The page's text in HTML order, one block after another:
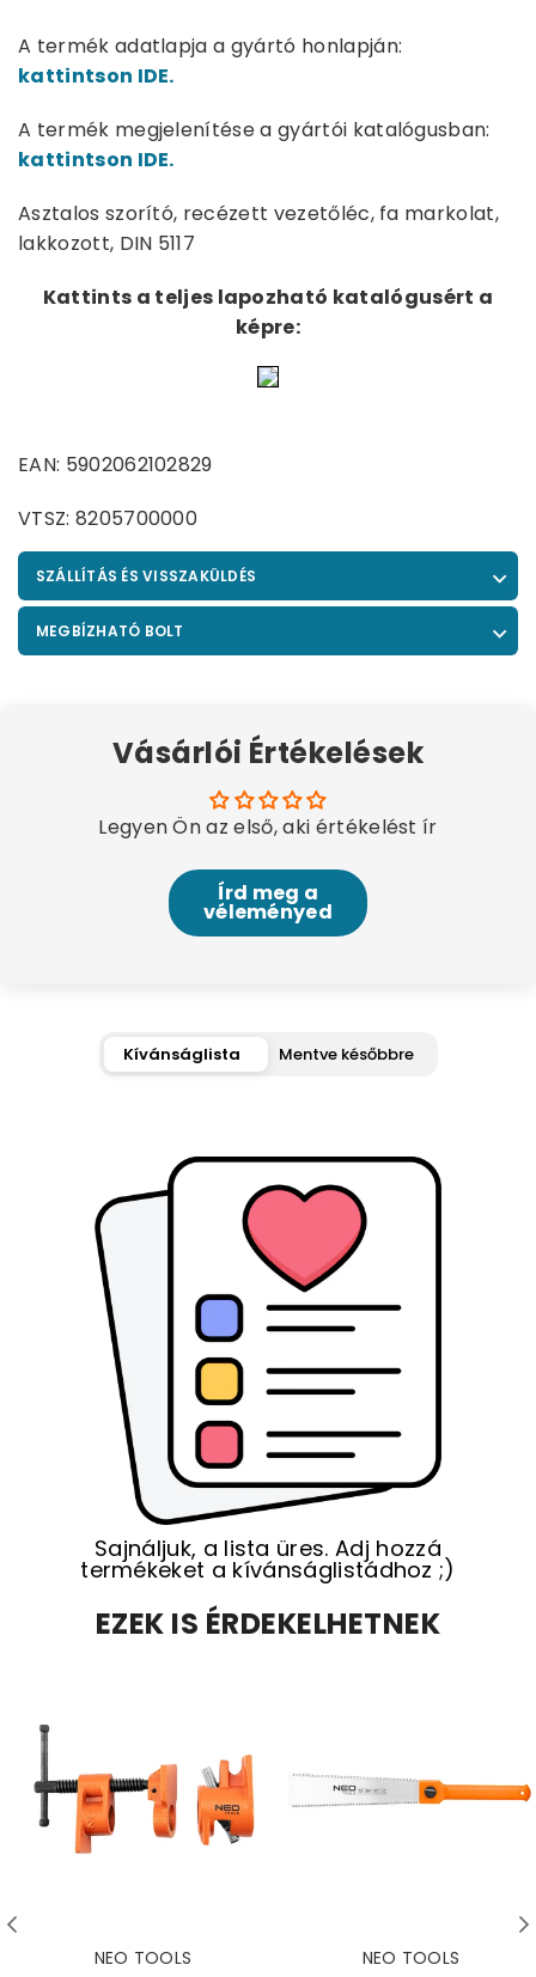
A termék adatlapja a gyártó honlapján:
kattintson IDE.
A termék megjelenítése a gyártói katalógusban:
kattintson IDE.
Asztalos szorító, recézett vezetőléc, fa markolat,
lakkozott, DIN 5117
Kattints a teljes lapozható katalógusért a
képre:
EAN: 5902062102829
VTSZ: 8205700000
SZÁLLÍTÁS ÉS VISSZAKÜLDÉS
MEGBÍZHATÓ BOLT
Vásárlói Értékelések
Legyen Ön az első, aki értékelést ír
Írd meg a
véleményed
Kívánságlista Mentve későbbre
Sajnáljuk, a lista üres. Adj hozzá
termékeket a kívánságlistádhoz ;)
EZEK IS ÉRDEKELHETNEK
NEO TOOLS NEO TOOLS